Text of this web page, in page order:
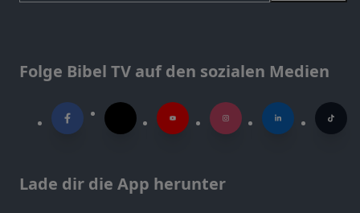
Folge Bibel TV auf den sozialen Medien
Lade dir die App herunter